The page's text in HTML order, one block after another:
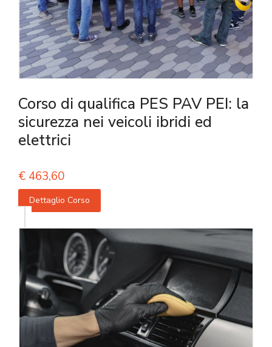
Corso di qualifica PES PAV PEI: la
sicurezza nei veicoli ibridi ed
elettrici
€ 463,60
Dettaglio Corso